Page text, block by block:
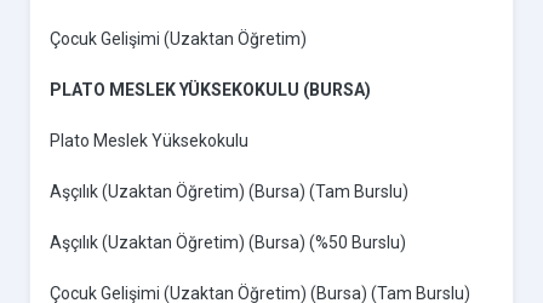
Çocuk Gelişimi (Uzaktan Öğretim)
PLATO MESLEK YÜKSEKOKULU (BURSA)
Plato Meslek Yüksekokulu
Aşçılık (Uzaktan Öğretim) (Bursa) (Tam Burslu)
Aşçılık (Uzaktan Öğretim) (Bursa) (%50 Burslu)
Çocuk Gelişimi (Uzaktan Öğretim) (Bursa) (Tam Burslu)